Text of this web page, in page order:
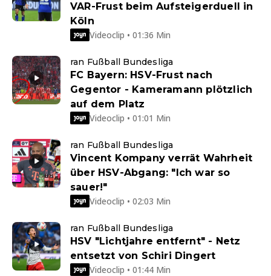
VAR-Frust beim Aufsteigerduell in
Köln
Videoclip • 01:36 Min
ran Fußball Bundesliga
FC Bayern: HSV-Frust nach
Gegentor - Kameramann plötzlich
auf dem Platz
Videoclip • 01:01 Min
ran Fußball Bundesliga
Vincent Kompany verrät Wahrheit
über HSV-Abgang: "Ich war so
sauer!"
Videoclip • 02:03 Min
ran Fußball Bundesliga
HSV "Lichtjahre entfernt" - Netz
entsetzt von Schiri Dingert
Videoclip • 01:44 Min